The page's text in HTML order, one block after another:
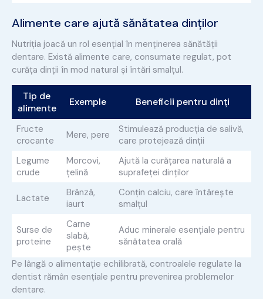
Alimente care ajută sănătatea dinților
Nutriția joacă un rol esențial în menținerea sănătății
dentare. Există alimente care, consumate regulat, pot
curăța dinții în mod natural și întări smalțul.
Tip de
alimente
Exemple Beneficii pentru dinți
Fructe
crocante
Mere, pere
Stimulează producția de salivă,
care protejează dinții
Legume
crude
Morcovi,
țelină
Ajută la curățarea naturală a
suprafeței dinților
Lactate
Brânză,
iaurt
Conțin calciu, care întărește
smalțul
Surse de
proteine
Carne
slabă,
pește
Aduc minerale esențiale pentru
sănătatea orală
Pe lângă o alimentație echilibrată, controalele regulate la
dentist rămân esențiale pentru prevenirea problemelor
dentare.